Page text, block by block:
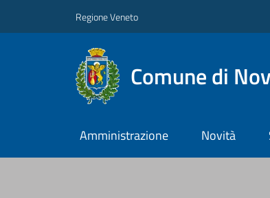
Regione Veneto
Comune di
Amministrazione Novità